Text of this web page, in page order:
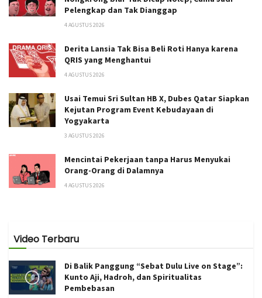
Pelengkap dan Tak Dianggap
4 AGUSTUS 2026
Derita Lansia Tak Bisa Beli Roti Hanya karena
QRIS yang Menghantui
4 AGUSTUS 2026
Usai Temui Sri Sultan HB X, Dubes Qatar Siapkan
Kejutan Program Event Kebudayaan di
Yogyakarta
3 AGUSTUS 2026
Mencintai Pekerjaan tanpa Harus Menyukai
Orang-Orang di Dalamnya
4 AGUSTUS 2026
Video Terbaru
Di Balik Panggung “Sebat Dulu Live on Stage”:
Kunto Aji, Hadroh, dan Spiritualitas
Pembebasan